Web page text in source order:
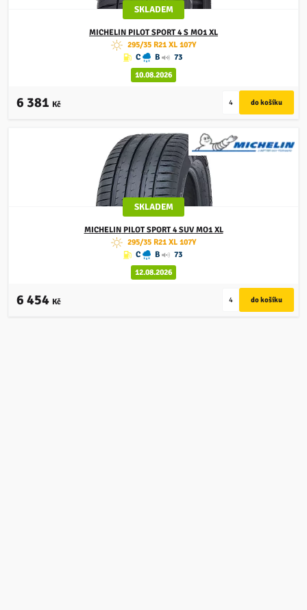
SKLADEM
MICHELIN PILOT SPORT 4 S MO1 XL
295/35 R21 XL 107Y
C
B
73
10.08.2026
6 381 Kč
SKLADEM
MICHELINPILOT SPORT 4 SUV MO1 XL
295/35 R21 XL 107Y
C
B
73
12.08.2026
6 454 Kč